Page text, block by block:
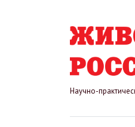
Научно-